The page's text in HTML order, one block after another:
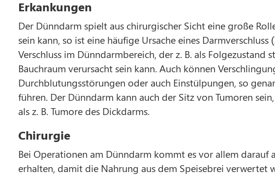
Erkankungen
Der Dünndarm spielt aus chirurgischer Sicht eine große
sein kann, so ist eine häufige Ursache eines
Verschluss im Dünndarmbereich, der z. B. als
Bauchraum verursacht sein kann. Auch können
Durchblutungsstörungen oder auch Einstülpungen, so
führen. Der Dünndarm kann auch der Sitz von Tumoren
als z. B. Tumore des Dickdarms.
Chirurgie
Bei Operationen am Dünndarm kommt es vor allem darauf
erhalten, damit die Nahrung aus dem Speisebrei verwertet